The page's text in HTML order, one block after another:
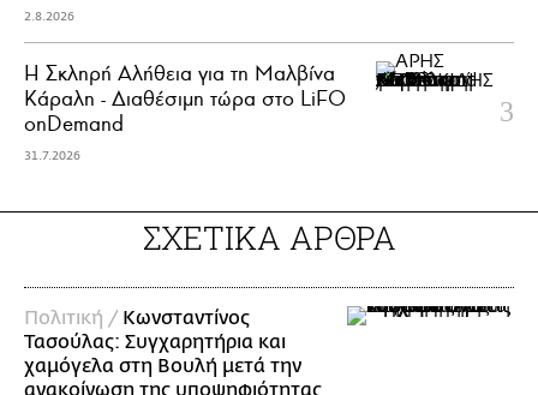
2.8.2026
Η Σκληρή Αλήθεια για τη Μαλβίνα
Κάραλη - Διαθέσιμη τώρα στo LiFO
onDemand
31.7.2026
ΣΧΕΤΙΚΑ ΑΡΘΡΑ
Πολιτική / Κωνσταντίνος
Τασούλας: Συγχαρητήρια και
χαμόγελα στη Βουλή μετά την
ανακοίνωση της υποψηφιότητας